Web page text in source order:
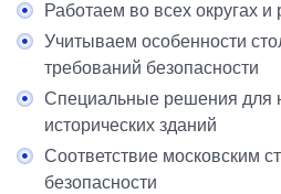
Работаем во всех округах
Учитываем особенности
требований безопасности
Специальные решения для
исторических зданий
Соответствие московским
безопасности